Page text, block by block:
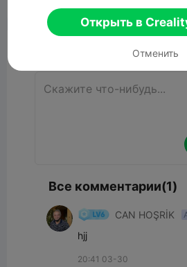
Сообщить об этом 3
Все комментарии(1)
CAN HOŞRİK
hjj
20:41 03-30
Открыть в
Отменить